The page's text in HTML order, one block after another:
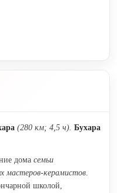
(280 км; 4,5 ч). Бухара
дома семьи
мастеров-керамистов
школой,